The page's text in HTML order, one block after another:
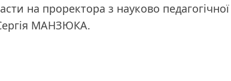
на проректора з науково педагогічної
МАНЗЮКА.